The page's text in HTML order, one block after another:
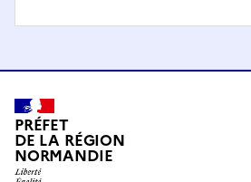
PRÉFET
DE LA RÉGION
NORMANDIE